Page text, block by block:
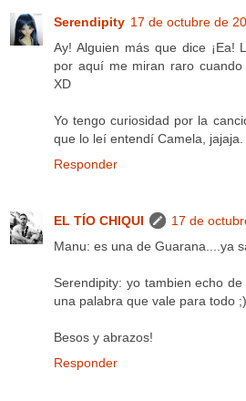
Serendipity 17 de octubre de
Ay! Alguien más que dice ¡Ea!
por aquí me miran raro
XD
Yo tengo curiosidad por la
que lo leí entendí Camela, jajaja.
Responder
EL TÍO CHIQUI
17 de
Manu: es una de Guarana....ya
Serendipity: yo tambien echo
una palabra que vale para todo ;)
Besos y abrazos!
Responder